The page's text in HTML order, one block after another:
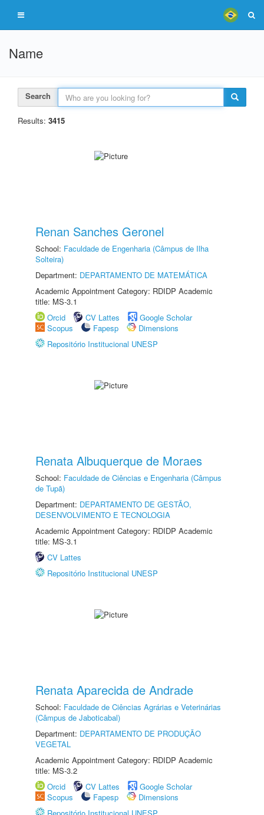
Name
Search
Results: 3415
Renan Sanches Geronel
School: Faculdade de Engenharia (Câmpus de Ilha
Solteira)
Department: DEPARTAMENTO DE MATEMÁTICA
Academic Appointment Category: RDIDP Academic
title: MS-3.1
Orcid
CV Lattes
Google Scholar
Scopus
Fapesp
Dimensions
Repositório Institucional UNESP
Renata Albuquerque de Moraes
School: Faculdade de Ciências e Engenharia (Câmpus
de Tupã)
Department: DEPARTAMENTO DE GESTÃO,
DESENVOLVIMENTO E TECNOLOGIA
Academic Appointment Category: RDIDP Academic
title: MS-3.1
CV Lattes
Repositório Institucional UNESP
Renata Aparecida de Andrade
School: Faculdade de Ciências Agrárias e Veterinárias
(Câmpus de Jaboticabal)
Department: DEPARTAMENTO DE PRODUÇÃO
VEGETAL
Academic Appointment Category: RDIDP Academic
title: MS-3.2
Orcid
CV Lattes
Google Scholar
Scopus
Fapesp
Dimensions